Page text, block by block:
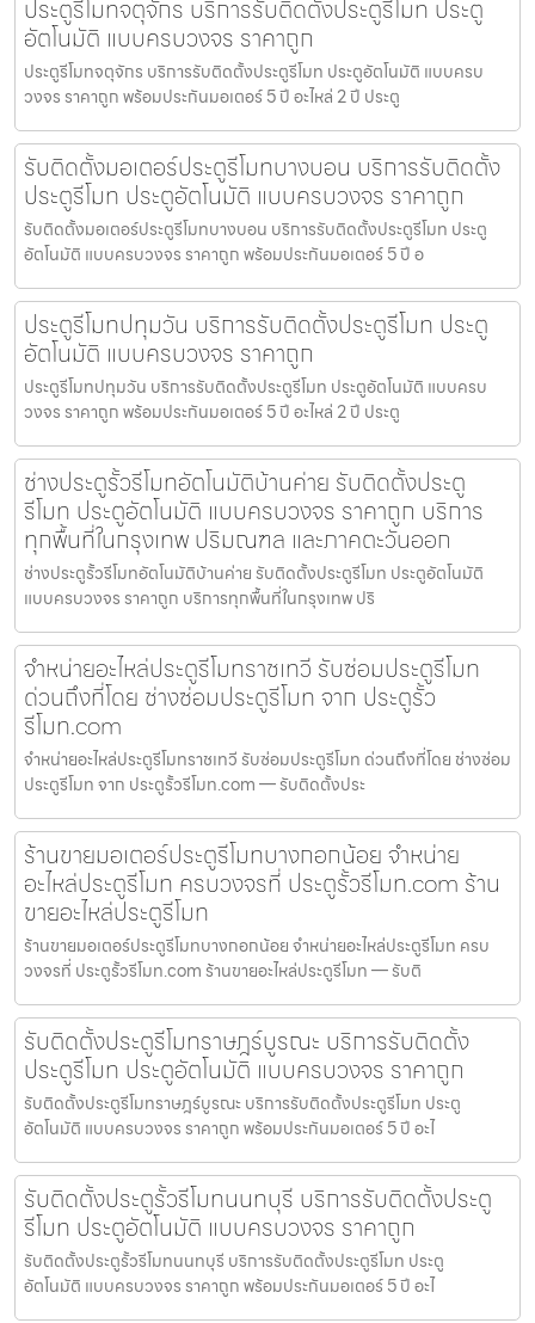
ประตูรีโมทจตุจักร บริการรับติดตั้งประตูรีโมท ประตู
อัตโนมัติ แบบครบวงจร ราคาถูก
ประตูรีโมทจตุจักร บริการรับติดตั้งประตูรีโมท ประตูอัตโนมัติ แบบครบ
วงจร ราคาถูก พร้อมประกันมอเตอร์ 5 ปี อะไหล่ 2 ปี ประตู
รับติดตั้งมอเตอร์ประตูรีโมทบางบอน บริการรับติดตั้ง
ประตูรีโมท ประตูอัตโนมัติ แบบครบวงจร ราคาถูก
รับติดตั้งมอเตอร์ประตูรีโมทบางบอน บริการรับติดตั้งประตูรีโมท ประตู
อัตโนมัติ แบบครบวงจร ราคาถูก พร้อมประกันมอเตอร์ 5 ปี อ
ประตูรีโมทปทุมวัน บริการรับติดตั้งประตูรีโมท ประตู
อัตโนมัติ แบบครบวงจร ราคาถูก
ประตูรีโมทปทุมวัน บริการรับติดตั้งประตูรีโมท ประตูอัตโนมัติ แบบครบ
วงจร ราคาถูก พร้อมประกันมอเตอร์ 5 ปี อะไหล่ 2 ปี ประตู
ช่างประตูรั้วรีโมทอัตโนมัติบ้านค่าย รับติดตั้งประตู
รีโมท ประตูอัตโนมัติ แบบครบวงจร ราคาถูก บริการ
ทุกพื้นที่ในกรุงเทพ ปริมณฑล และภาคตะวันออก
ช่างประตูรั้วรีโมทอัตโนมัติบ้านค่าย รับติดตั้งประตูรีโมท ประตูอัตโนมัติ
แบบครบวงจร ราคาถูก บริการทุกพื้นที่ในกรุงเทพ ปริ
จำหน่ายอะไหล่ประตูรีโมทราชเทวี รับซ่อมประตูรีโมท
ด่วนถึงที่โดย ช่างซ่อมประตูรีโมท จาก ประตูรั้ว
รีโมท.com
จำหน่ายอะไหล่ประตูรีโมทราชเทวี รับซ่อมประตูรีโมท ด่วนถึงที่โดย ช่างซ่อม
ประตูรีโมท จาก ประตูรั้วรีโมท.com — รับติดตั้งประ
ร้านขายมอเตอร์ประตูรีโมทบางกอกน้อย จำหน่าย
อะไหล่ประตูรีโมท ครบวงจรที่ ประตูรั้วรีโมท.com ร้าน
ขายอะไหล่ประตูรีโมท
ร้านขายมอเตอร์ประตูรีโมทบางกอกน้อย จำหน่ายอะไหล่ประตูรีโมท ครบ
วงจรที่ ประตูรั้วรีโมท.com ร้านขายอะไหล่ประตูรีโมท — รับติ
รับติดตั้งประตูรีโมทราษฎร์บูรณะ บริการรับติดตั้ง
ประตูรีโมท ประตูอัตโนมัติ แบบครบวงจร ราคาถูก
รับติดตั้งประตูรีโมทราษฎร์บูรณะ บริการรับติดตั้งประตูรีโมท ประตู
อัตโนมัติ แบบครบวงจร ราคาถูก พร้อมประกันมอเตอร์ 5 ปี อะไ
รับติดตั้งประตูรั้วรีโมทนนทบุรี บริการรับติดตั้งประตู
รีโมท ประตูอัตโนมัติ แบบครบวงจร ราคาถูก
รับติดตั้งประตูรั้วรีโมทนนทบุรี บริการรับติดตั้งประตูรีโมท ประตู
อัตโนมัติ แบบครบวงจร ราคาถูก พร้อมประกันมอเตอร์ 5 ปี อะไ